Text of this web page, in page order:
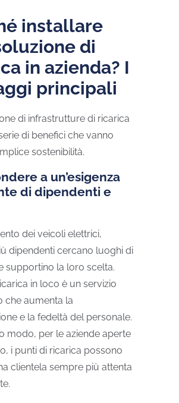
installare
di
in azienda? I
principali
di infrastrutture di ricarica
di benefici che vanno
sostenibilità.
a un’esigenza
di dipendenti e
dei veicoli elettrici,
dipendenti cercano luoghi di
supportino la loro scelta.
in loco è un servizio
che aumenta la
e la fedeltà del personale.
modo, per le aziende aperte
i punti di ricarica possono
clientela sempre più attenta